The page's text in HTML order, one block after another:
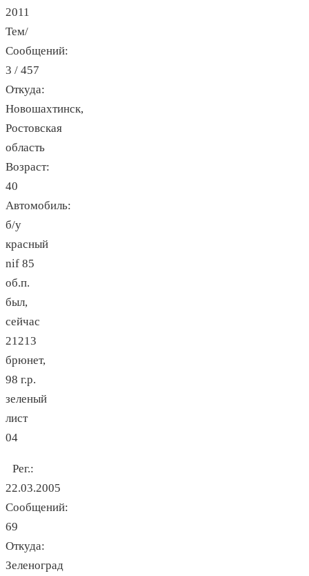
2011
Тем/
Сообщений:
3 / 457
Откуда:
Новошахтинск,
Ростовская
область
Возраст:
40
Автомобиль:
б/у
красный
nif 85
об.п.
был,
сейчас
21213
брюнет,
98 г.р.
зеленый
лист
04
Рег.:
22.03.2005
Сообщений:
69 ​​
Откуда:
Зеленоград